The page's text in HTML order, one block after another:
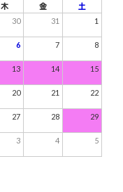
木 金
土
30 31 1
6 7 8
13 14 15
20 21 22
27 28 29
3 4 5